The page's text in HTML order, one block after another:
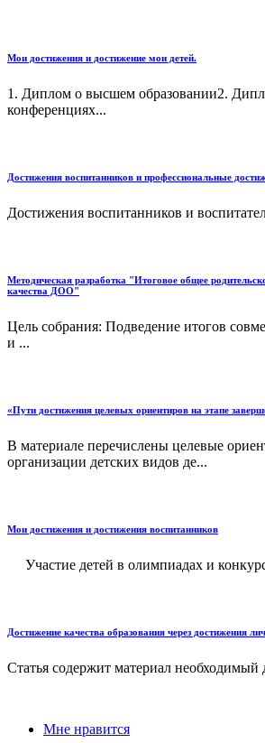
Мои достижения и достижение мои детей.
1. Диплом о высшем образовании2.
конференциях...
Достижения воспитанников и профессиональные
Достижения воспитанников и
Методическая разработка "Итоговое общее
качества ДОО"
Цель собрания: Подведение итогов
и ...
«Пути достижения целевых ориентиров на этапе
В материале перечислены целевые
организации детских видов де...
Мои достижения и достижения воспитанников
Участие детей в олимпиадах и
Достижение качества образования через достижения
Статья содержит материал
Мне нравится